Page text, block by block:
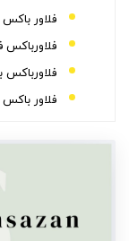
فلاور
فلاورباکس
فلاورباکس
فلاور باکس
اجرای فلاور